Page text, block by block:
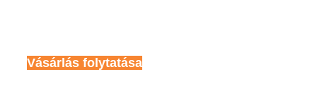
Vásárlás folytatása